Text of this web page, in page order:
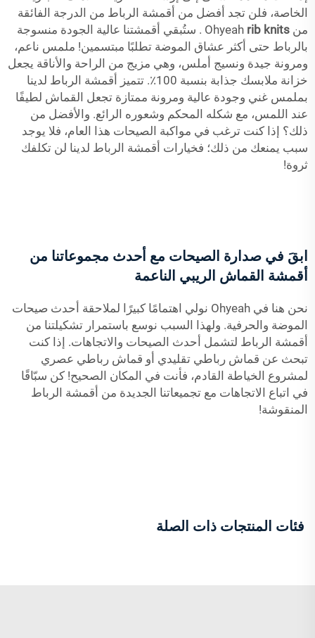
الخاصة، فلن تجد أفضل من أقمشة الرباط من الدرجة الفائقة
من Ohyeah rib knits
. ستُبقي أقمشتنا عالية الجودة منسوجة
بالرباط حتى أكثر عشاق الموضة تطلبًا مبتسمين! ملمس ناعم،
ومرونة جيدة ونسيج أملس، وهي مزيج من الراحة والأناقة يجعل
خزانة ملابسك جذابة بنسبة 100٪. تتميز أقمشة الرباط لدينا
بملمس غني وجودة عالية ومرونة ممتازة تجعل القماش لطيفًا
عند اللمس، مع شكله المحكم وشعوره الرائع. والأفضل من
ذلك؟ إذا كنت ترغب في مواكبة الصيحات هذا العام، فلا يوجد
سبب يمنعك من ذلك؛ فخيارات أقمشة الرباط لدينا لن تكلفك
ثروة!
ابقَ في صدارة الصيحات مع أحدث مجموعاتنا من
أقمشة القماش الريبي الناعمة
نحن هنا في Ohyeah نولي اهتمامًا كبيرًا لملاحقة أحدث صيحات
الموضة والحرفية. ولهذا السبب نوسع باستمرار تشكيلتنا من
أقمشة الرباط لتشمل أحدث الصيحات والاتجاهات. إذا كنت
تبحث عن قماش رباطي تقليدي أو قماش رباطي عصري
لمشروع الخياطة القادم، فأنت في المكان الصحيح! كن سبّاقًا
في اتباع الاتجاهات مع تجميعاتنا الجديدة من أقمشة الرباط
المنقوشة!
فئات المنتجات ذات الصلة